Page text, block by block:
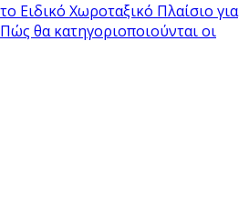
Ειδικό Χωροταξικό Πλαίσιο για
θα κατηγοριοποιούνται οι